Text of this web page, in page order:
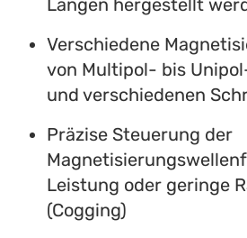
Längen hergestellt
Verschiedene
von Multipol- bis
und verschiedenen
Präzise Steuerung der
Leistung oder geringe
(Cogging)